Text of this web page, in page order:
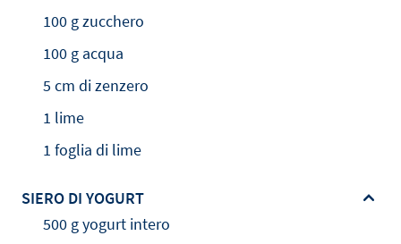
100 g zucchero
100 g acqua
5 cm di zenzero
1 lime
1 foglia di lime
SIERO DI YOGURT
500 g yogurt intero